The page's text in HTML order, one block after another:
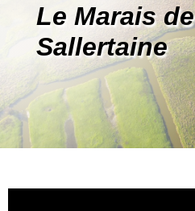
Le Marais de
Sallertaine